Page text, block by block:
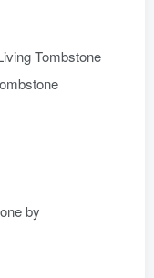
Tombstone
by